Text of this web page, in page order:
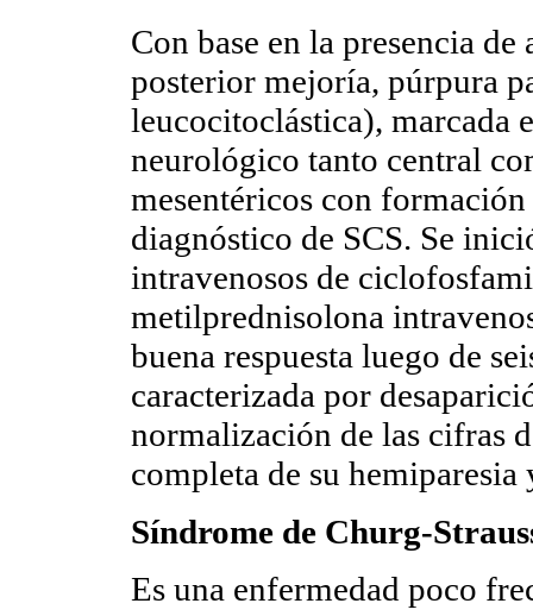
Con base en la presencia
posterior mejoría, púrpura
leucocitoclástica), marcada
neurológico tanto central
mesentéricos con
diagnóstico de SCS. Se
intravenosos de
metilprednisolona
buena respuesta luego de
caracterizada por
normalización de las cifras
completa de su
Síndrome de Churg-
Es una enfermedad poco